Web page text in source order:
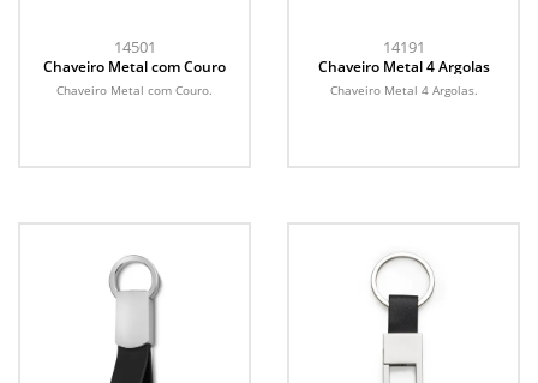
14501
Chaveiro Metal com Couro
Chaveiro Metal com Couro.
14191
Chaveiro Metal 4 Argolas
Chaveiro Metal 4 Argolas.